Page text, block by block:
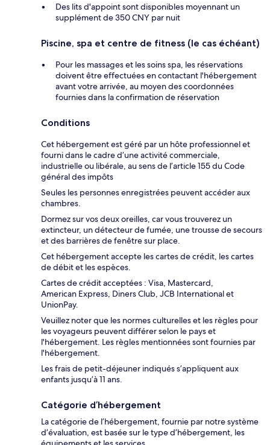
Des lits d'appoint sont disponibles moyennant un
supplément de 350 CNY par nuit
Piscine, spa et centre de fitness (le cas échéant)
Pour les massages et les soins spa, les réservations
doivent être effectuées en contactant l'hébergement
avant votre arrivée, au moyen des coordonnées
fournies dans la confirmation de réservation
Conditions
Cet hébergement est géré par un hôte professionnel et
fourni dans le cadre d’une activité commerciale,
industrielle ou libérale, au sens de l’article 155 du Code
général des impôts
Seules les personnes enregistrées peuvent accéder aux
chambres.
Dormez sur vos deux oreilles, car vous trouverez un
extincteur, un détecteur de fumée, une trousse de secours
et des barrières de fenêtre sur place.
Cet hébergement accepte les cartes de crédit, les cartes
de débit et les espèces.
Cartes de crédit acceptées : Visa, Mastercard,
American Express, Diners Club, JCB International et
UnionPay.
Veuillez noter que les normes culturelles et les règles pour
les voyageurs peuvent différer selon le pays et
l'hébergement. Les règles mentionnées sont fournies par
l'hébergement.
Les frais de petit-déjeuner indiqués s’appliquent aux
enfants jusqu’à 11 ans.
Catégorie d’hébergement
La catégorie de l’hébergement, fournie par notre système
d’évaluation, est basée sur le type d’hébergement, les